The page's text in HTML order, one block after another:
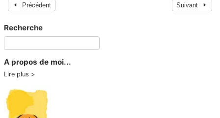
Précédent Suivant
Recherche
A propos de moi...
Lire plus